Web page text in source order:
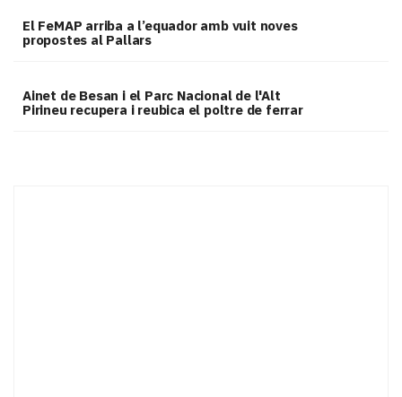
El FeMAP arriba a l’equador amb vuit noves
propostes al Pallars
Ainet de Besan i el Parc Nacional de l'Alt
Pirineu recupera i reubica el poltre de ferrar